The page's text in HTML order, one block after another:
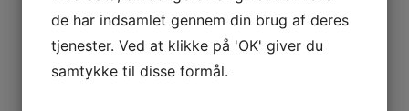
de har indsamlet gennem din brug af deres
tjenester. Ved at klikke på 'OK' giver du
samtykke til disse formål.